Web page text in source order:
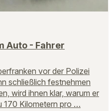
Auto - Fahrer
vor der Polizei
schließlich festnehmen
wird ihnen klar, warum er
170 Kilometern pro …